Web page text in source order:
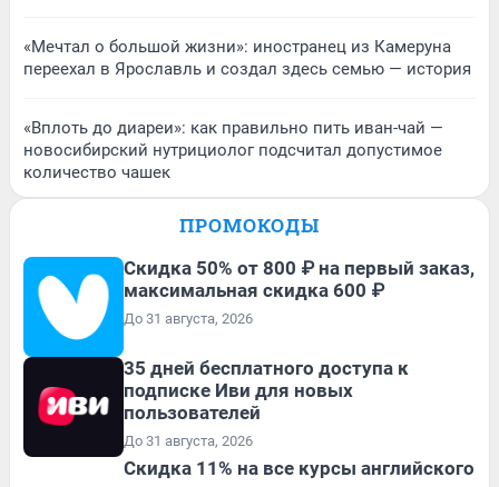
«Мечтал о большой жизни»: иностранец из Камеруна
переехал в Ярославль и создал здесь семью — история
«Вплоть до диареи»: как правильно пить иван-чай —
новосибирский нутрициолог подсчитал допустимое
количество чашек
ПРОМОКОДЫ
Скидка 50% от 800 ₽ на первый заказ,
максимальная скидка 600 ₽
До 31 августа, 2026
35 дней бесплатного доступа к
подписке Иви для новых
пользователей
До 31 августа, 2026
Скидка 11% на все курсы английского